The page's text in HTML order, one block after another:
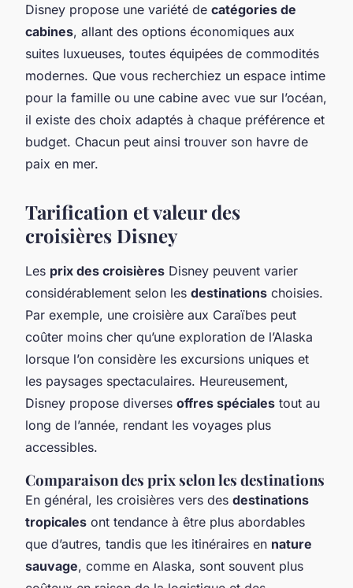
Disney propose une variété de catégories de
cabines, allant des options économiques aux
suites luxueuses, toutes équipées de commodités
modernes. Que vous recherchiez un espace intime
pour la famille ou une cabine avec vue sur l’océan,
il existe des choix adaptés à chaque préférence et
budget. Chacun peut ainsi trouver son havre de
paix en mer.
Tarification et valeur des
croisières Disney
Les prix des croisières Disney peuvent varier
considérablement selon les destinations choisies.
Par exemple, une croisière aux Caraïbes peut
coûter moins cher qu’une exploration de l’Alaska
lorsque l’on considère les excursions uniques et
les paysages spectaculaires. Heureusement,
Disney propose diverses offres spéciales tout au
long de l’année, rendant les voyages plus
accessibles.
Comparaison des prix selon les destinations
En général, les croisières vers des destinations
tropicales ont tendance à être plus abordables
que d’autres, tandis que les itinéraires en nature
sauvage, comme en Alaska, sont souvent plus